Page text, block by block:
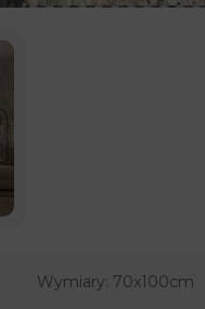
Wymiary: 70x100cm